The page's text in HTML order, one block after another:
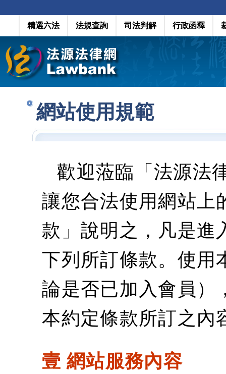
精選六法 法規查詢 司法判解 行政函釋
網站使用規範
歡迎蒞臨「法源法
讓您合法使用網站上
款」說明之，凡是進
下列所訂條款。使用
論是否已加入會員）
本約定條款所訂之內
壹 網站服務內容